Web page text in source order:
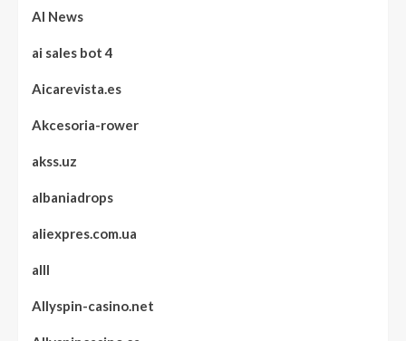
AI News
ai sales bot 4
Aicarevista.es
Akcesoria-rower
akss.uz
albaniadrops
aliexpres.com.ua
alll
Allyspin-casino.net